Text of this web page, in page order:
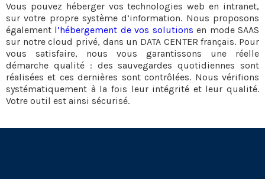
Vous pouvez héberger vos technologies web en intranet,
sur votre propre système d’information. Nous proposons
également l’hébergement de vos solutions en mode SAAS
sur notre cloud privé, dans un DATA CENTER français. Pour
vous satisfaire, nous vous garantissons une réelle
démarche qualité : des sauvegardes quotidiennes sont
réalisées et ces dernières sont contrôlées. Nous vérifions
systématiquement à la fois leur intégrité et leur qualité.
Votre outil est ainsi sécurisé.